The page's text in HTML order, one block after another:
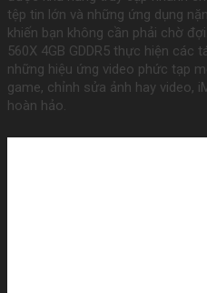
tệp tin lớn và những ứng dụng
khiến bạn không cần phải chờ
560X 4GB GDDR5 thực hiện các
những hiệu ứng video phức tạp
game, chỉnh sửa ảnh hay video,
hoàn hảo.